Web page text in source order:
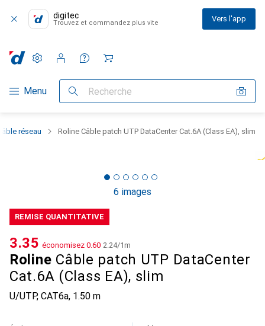
digitec
Trouvez et commandez plus vite Vers l'app
Navigation par catégorie
Menu Recherche
Paramètres
Compte client
Listes de comparaison
Listes d'envies
Panier
réseau Roline Câble patch UTP DataCenter Cat.6A (Class EA), slim
6 images
REMISE QUANTITATIVE
Roline Câble patch UTP DataCenter
Cat.6A (Class EA), slim
U/UTP, CAT6a, 1.50 m
CHF
3.35 économisez CHF
0.60 CHF
2.24/1m